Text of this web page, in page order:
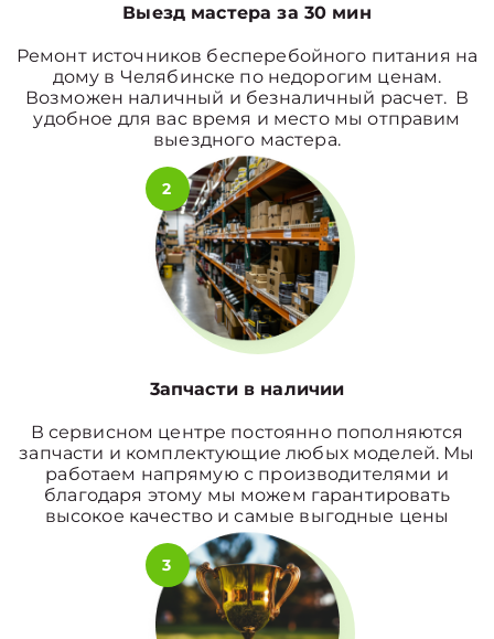
Выезд мастера за 30 мин
Ремонт источников бесперебойного питания на
дому в Челябинске по недорогим ценам.
Возможен наличный и безналичный расчет. В
удобное для вас время и место мы отправим
выездного мастера.
2
3апчасти в наличии
В сервисном центре постоянно пополняются
запчасти и комплектующие любых моделей. Мы
работаем напрямую с производителями и
благодаря этому мы можем гарантировать
высокое качество и самые выгодные цены
3